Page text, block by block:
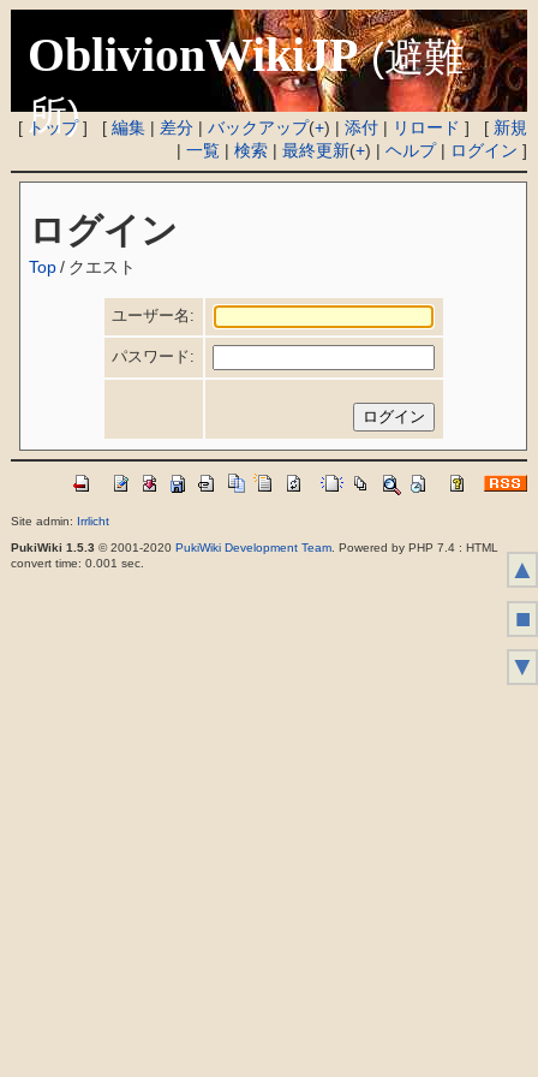
OblivionWikiJP (避難
所)
[ トップ] [編集 | 差分 |バックアップ(+) |添付 | リロード ] [ 新規
|一覧 |検索 |最終更新(+) |ヘルプ| ログイン ]
ログイン
Top / クエスト
ユーザー名:
パスワード:
Site admin: Irrlicht
PukiWiki 1.5.3 © 2001-2020 PukiWiki Development Team. Powered by PHP 7.4 : HTML
convert time: 0.001 sec.
▲
■
▼